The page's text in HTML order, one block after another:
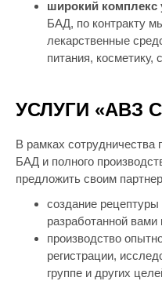
широкий комплекс
БАД, по контракту
лекарственные
питания, косметику,
УСЛУГИ «АВЗ
В рамках сотрудничества
БАД и полного
предложить своим
создание
разработанной
производство
регистрации,
группе и других